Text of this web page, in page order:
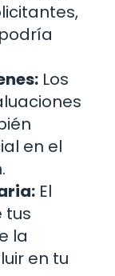
Los
en el
El
tus
la
en tu